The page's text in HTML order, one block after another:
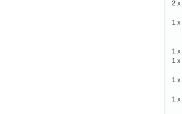
2 x
1 x
1 x
1 x
1 x
1 x